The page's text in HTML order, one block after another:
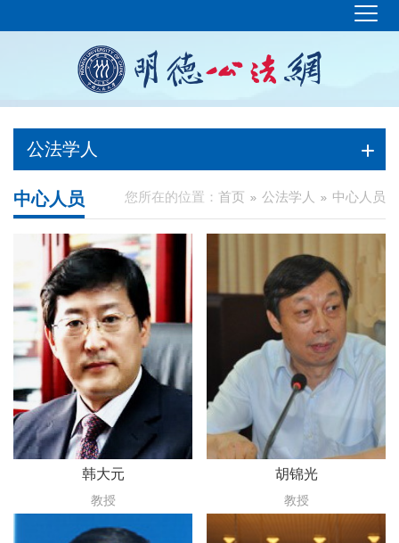
公法学人
您所在的位置： 首页 公法学人 中心人员
中心人员
韩大元
教授
胡锦光
教授